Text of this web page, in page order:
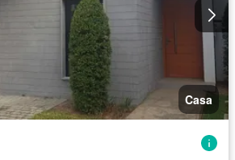
Casa